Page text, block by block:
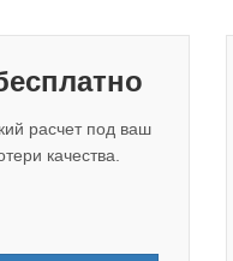
расчет под ваш
качества.